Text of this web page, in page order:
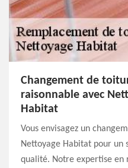
Changement de
raisonnable avec
Habitat
Vous envisagez un
Nettoyage Habitat pour un
qualité. Notre expertise